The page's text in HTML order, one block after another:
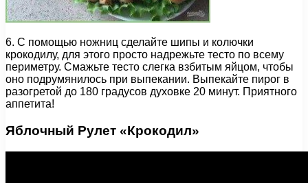
6. С помощью ножниц сделайте шипы и колючки
крокодилу, для этого просто надрежьте тесто по всему
периметру. Смажьте тесто слегка взбитым яйцом, чтобы
оно подрумянилось при выпекании. Выпекайте пирог в
разогретой до 180 градусов духовке 20 минут. Приятного
аппетита!
Яблочный Рулет «Крокодил»